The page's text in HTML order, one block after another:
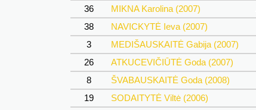
36
MIKNA Karolina (2007)
38
NAVICKYTĖ Ieva (2007)
3
MEDIŠAUSKAITĖ Gabija (2007)
26
ATKUCEVIČIŪTĖ Goda (2007)
8
ŠVABAUSKAITĖ Goda (2008)
19
SODAITYTĖ Viltė (2006)